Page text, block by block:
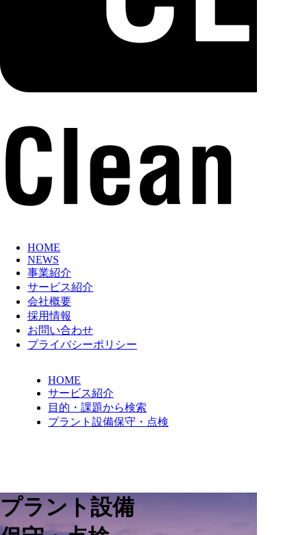
HOME
NEWS
事業紹介
サービス紹介
会社概要
採用情報
お問い合わせ
プライバシーポリシー
HOME
サービス紹介
目的・課題から検索
プラント設備保守・点検
プラント設備